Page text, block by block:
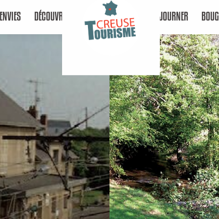
DÉCOUVRIR SÉJOURNER